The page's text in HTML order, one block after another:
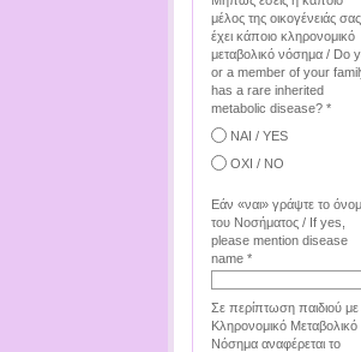
μέλος της οικογένειάς σας
έχει κάποιο κληρονομικό
μεταβολικό νόσημα / Do
or a member of your
has a rare inherited
metabolic disease? *
ΝΑΙ / YES
ΟΧΙ / NO
Εάν «ναι» γράψτε το
του Νοσήματος / If yes,
please mention disease
name *
Σε περίπτωση παιδιού με
Κληρονομικό Μεταβολικό
Νόσημα αναφέρεται το